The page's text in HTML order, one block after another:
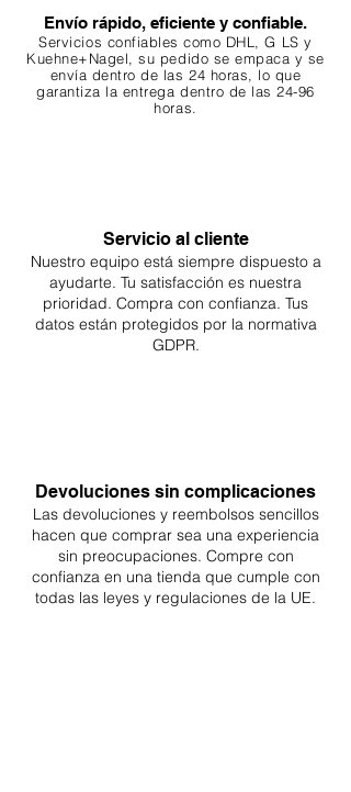
Envío rápido, eficiente y confiable.
Servicios confiables como DHL, G LS y
Kuehne+Nagel, su pedido se empaca y se
envía dentro de las 24 horas, lo que
garantiza la entrega dentro de las 24-96
horas.
Servicio al cliente
Nuestro equipo está siempre dispuesto a
ayudarte. Tu satisfacción es nuestra
prioridad. Compra con confianza. Tus
datos están protegidos por la normativa
GDPR.
Devoluciones sin complicaciones
Las devoluciones y reembolsos sencillos
hacen que comprar sea una experiencia
sin preocupaciones. Compre con
confianza en una tienda que cumple con
todas las leyes y regulaciones de la UE.